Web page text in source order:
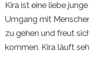
Kira ist eine liebe
Umgang mit
zu gehen und freut
kommen. Kira läuft